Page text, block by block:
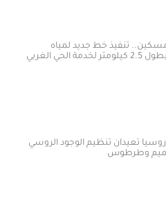
خط جديد لمياه
تنظيم الوجود الروسي